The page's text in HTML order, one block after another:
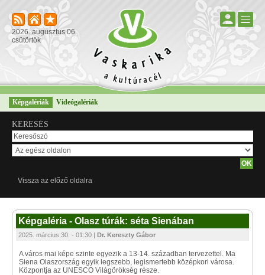
2026. augusztus 06.
csütörtök
Képgalériák Videógalériák
KERESÉS
Vissza az előző oldalra
Képgaléria - Olasz túrák: séta Sienában
2025. március 30. - 01:30 | Dr. Kereszty Gábor
A város mai képe szinte egyezik a 13-14. században tervezettel. Ma
Siena Olaszország egyik legszebb, legismertebb középkori városa.
Központja az UNESCO Világörökség része.